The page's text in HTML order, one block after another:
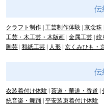
伝
クラフト制作 工芸制作体験 京念珠
工芸・木工芸・木版画 金属工芸 絞
陶芸 和紙工芸 人形 京くみひも・
伝
衣装着付け体験 茶道・華道・香道
統音楽・舞踊 平安装束着付け体験